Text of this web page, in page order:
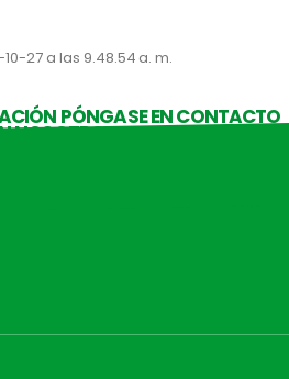
PÓNGASE EN CONTACTO
NOSOTROS